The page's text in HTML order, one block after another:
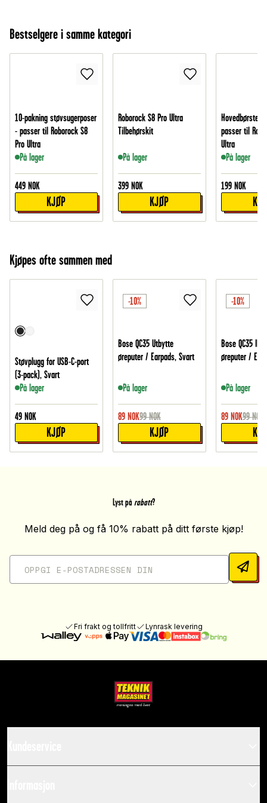
Bestselgere i samme kategori
10-pakning støvsugerposer
- passer til Roborock S8
Pro Ultra
På lager
449 NOK
KJØP
Roborock S8 Pro Ultra
Tilbehørskit
På lager
399 NOK
KJØP
Hovedbørste i
passer til
Ultra
På lager
199 NOK
Kjøpes ofte sammen med
Støvplugg for USB-C-port
(3-pack), Svart
På lager
49 NOK
KJØP
-10%
Bose QC35 Utbytte
øreputer / Earpads, Svart
På lager
89 NOK99 NOK
KJØP
-10%
Bose QC35 II
øreputer /
På lager
89 NOK99 NOK
Lyst på rabatt?
Meld deg på og få 10% rabatt på ditt første kjøp!
Fri frakt og tollfritt Lynrask levering